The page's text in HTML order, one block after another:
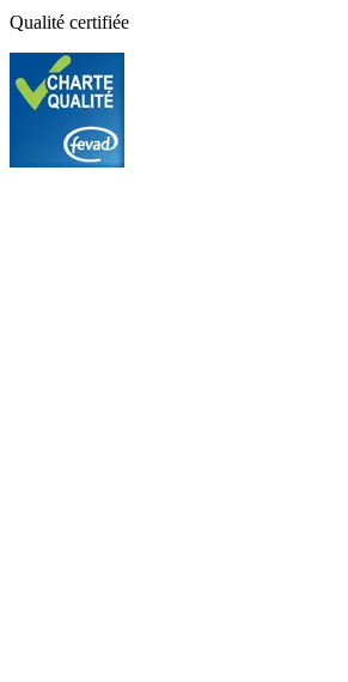
Qualité certifiée